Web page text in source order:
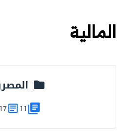
المالية
11
17